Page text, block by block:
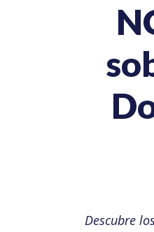
Descubre